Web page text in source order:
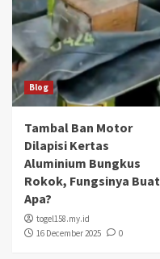
Blog
Tambal Ban Motor
Dilapisi Kertas
Aluminium Bungkus
Rokok, Fungsinya Buat
Apa?
togel158.my.id
16 December 2025
0